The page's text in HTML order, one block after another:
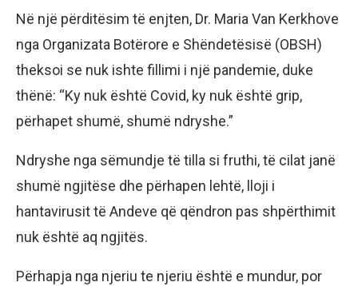
Në një përditësim të enjten, Dr. Maria Van Kerkhove
nga Organizata Botërore e Shëndetësisë (OBSH)
theksoi se nuk ishte fillimi i një pandemie, duke
thënë: “Ky nuk është Covid, ky nuk është grip,
përhapet shumë, shumë ndryshe.”
Ndryshe nga sëmundje të tilla si fruthi, të cilat janë
shumë ngjitëse dhe përhapen lehtë, lloji i
hantavirusit të Andeve që qëndron pas shpërthimit
nuk është aq ngjitës.
Përhapja nga njeriu te njeriu është e mundur, por